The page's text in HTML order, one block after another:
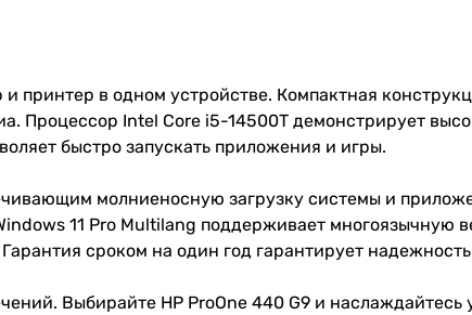
принтер в одном устройстве. Компактная
Процессор Intel Core i5-14500T демонстрирует
быстро запускать приложения и игры.
молниеносную загрузку системы и
11 Pro Multilang поддерживает многоязычную
сроком на один год гарантирует
Выбирайте HP ProOne 440 G9 и